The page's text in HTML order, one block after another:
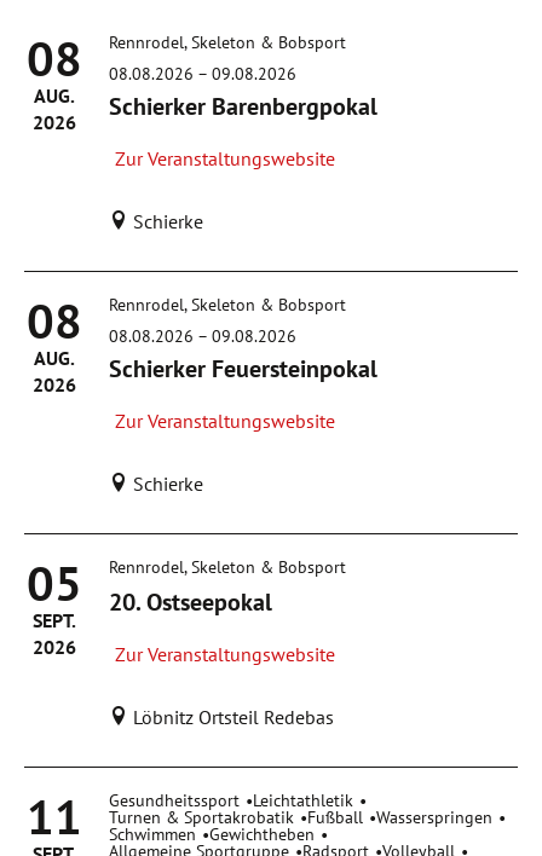
08
AUG.
2026
Rennrodel, Skeleton & Bobsport
08.08.2026 – 09.08.2026
Schierker Barenbergpokal
Zur Veranstaltungswebsite
Schierke
08
AUG.
2026
Rennrodel, Skeleton & Bobsport
08.08.2026 – 09.08.2026
Schierker Feuersteinpokal
Zur Veranstaltungswebsite
Schierke
05
SEPT.
2026
Rennrodel, Skeleton & Bobsport
20. Ostseepokal
Zur Veranstaltungswebsite
Löbnitz Ortsteil Redebas
11 Gesundheitssport Leichtathletik
Turnen & Sportakrobatik Fußball Wasserspringen
Schwimmen Gewichtheben
Allgemeine Sportgruppe Radsport Volleyball